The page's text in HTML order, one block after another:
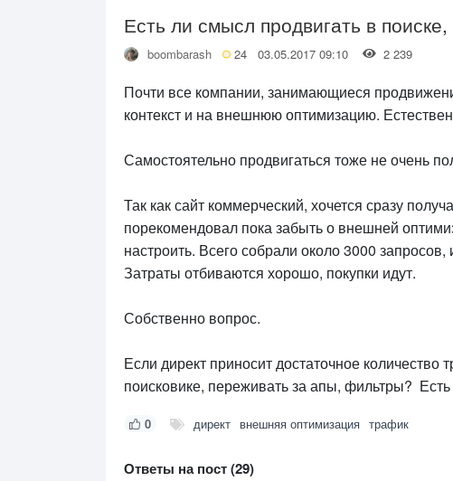
Есть ли смысл продвигать в
boombarash 24 03.05.2017 09:10 2 239
Почти все компании, занимающиеся
контекст и на внешнюю оптимизацию.
Самостоятельно продвигаться тоже не очень
Так как сайт коммерческий, хочется сразу
порекомендовал пока забыть о внешней
настроить. Всего собрали около 3000
Затраты отбиваются хорошо, покупки идут.
Собственно вопрос.
Если директ приносит достаточное
поисковике, переживать за апы, фильтры?
0 директ внешняя оптимизация трафик
Ответы на пост (29)